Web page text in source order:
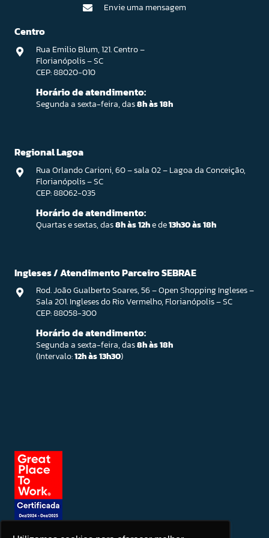
Envie uma mensagem
Centro
Rua Emilio Blum, 121. Centro –
Florianópolis – SC
CEP: 88020-010
Horário de atendimento:
Segunda a sexta-feira, das8h às 18h
Regional Lagoa
Rua Orlando Carioni, 60 – sala 02 – Lagoa da Conceição,
Florianópolis – SC
CEP: 88062-035
Horário de atendimento:
Quartas e sextas, das8h às 12he de13h30 às 18h
Ingleses / Atendimento Parceiro SEBRAE
Rod. João Gualberto Soares, 56 – Open Shopping Ingleses –
Sala 201. Ingleses do Rio Vermelho, Florianópolis – SC
CEP: 88058-300
Horário de atendimento:
Segunda a sexta-feira, das8h às 18h
(Intervalo:12h às 13h30)